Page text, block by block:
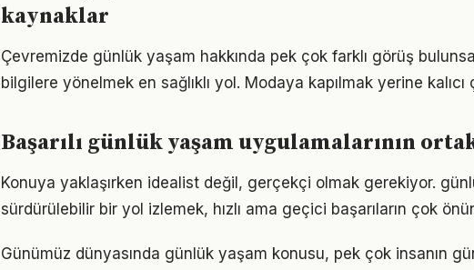
kaynaklar
Çevremizde günlük yaşam hakkında pek çok farklı görüş
bilgilere yönelmek en sağlıklı yol. Modaya kapılmak yerine kalıcı
Başarılı günlük yaşam uygulamalarının
Konuya yaklaşırken idealist değil, gerçekçi olmak gerekiyor.
sürdürülebilir bir yol izlemek, hızlı ama geçici başarıların çok
Günümüz dünyasında günlük yaşam konusu, pek çok insanın